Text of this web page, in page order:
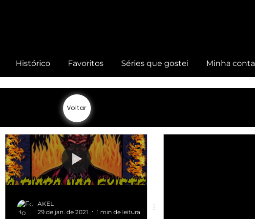
Histórico Favoritos Séries que gostei Minha conta
AKEL
29 de jan. de 2021
1 min de leitura
Voltar